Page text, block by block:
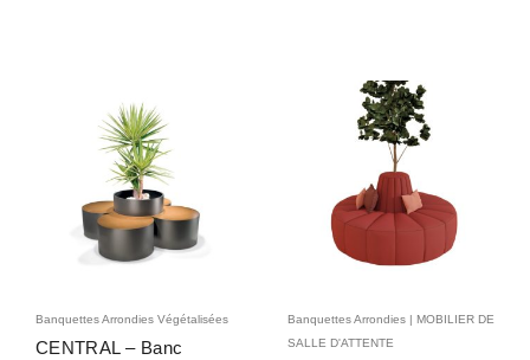
Banquettes Arrondies Végétalisées
CENTRAL – Banc
Banquettes Arrondies | MOBILIER DE
SALLE D'ATTENTE